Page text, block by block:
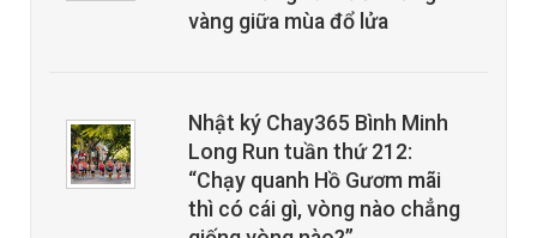
vàng giữa mùa đổ lửa
Nhật ký Chay365 Bình Minh
Long Run tuần thứ 212:
“Chạy quanh Hồ Gươm mãi
thì có cái gì, vòng nào chẳng